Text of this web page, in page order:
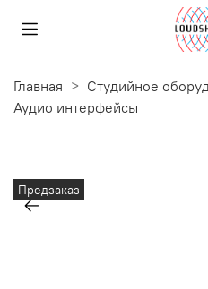
Главная
Студийное
Аудио интерфейсы
Предзаказ